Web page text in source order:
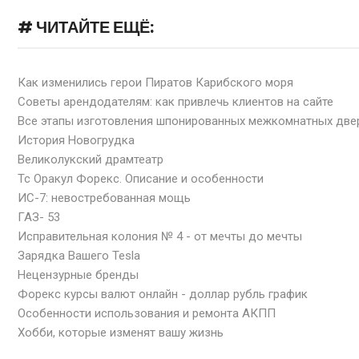
# ЧИТАЙТЕ ЕЩЁ:
Как изменились герои Пиратов Карибского моря
Советы арендодателям: как привлечь клиентов на сайте
Все этапы изготовления шпонированных межкомнатных
История Новогрудка
Великолукский драмтеатр
Тс Оракул Форекс. Описание и особенности
ИС-7: невостребованная мощь
ГАЗ- 53
Исправительная колония № 4 - от мечты до мечты
Зарядка Вашего Tesla
Нецензурные бренды
Форекс курсы валют онлайн - доллар рубль график
Особенности использования и ремонта АКПП
Хобби, которые изменят вашу жизнь